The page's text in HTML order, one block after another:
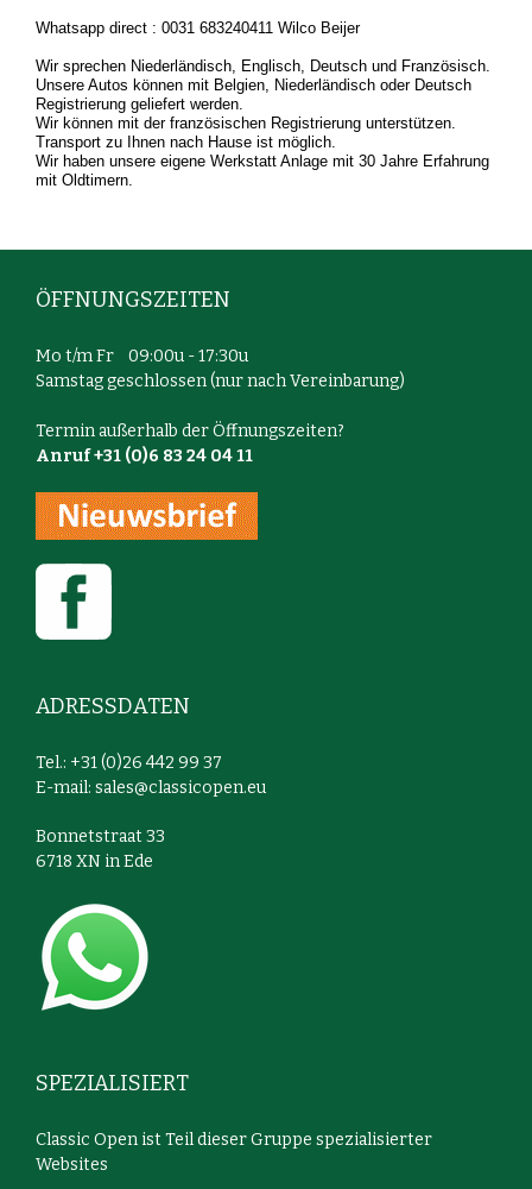
Whatsapp direct : 0031 683240411 Wilco Beijer
Wir sprechen Niederländisch, Englisch, Deutsch und Französisch.
Unsere Autos können mit Belgien, Niederländisch oder Deutsch
Registrierung geliefert werden.
Wir können mit der französischen Registrierung unterstützen.
Transport zu Ihnen nach Hause ist möglich.
Wir haben unsere eigene Werkstatt Anlage mit 30 Jahre Erfahrung
mit Oldtimern.
ÖFFNUNGSZEITEN
Mo t/m Fr 09:00u - 17:30u
Samstag geschlossen (nur nach Vereinbarung)
Termin außerhalb der Öffnungszeiten?
Anruf +31 (0)6 83 24 04 11
ADRESSDATEN
Tel.: +31 (0)26 442 99 37
E-mail: sales@classicopen.eu
Bonnetstraat 33
6718 XN in Ede
SPEZIALISIERT
Classic Open ist Teil dieser Gruppe spezialisierter
Websites